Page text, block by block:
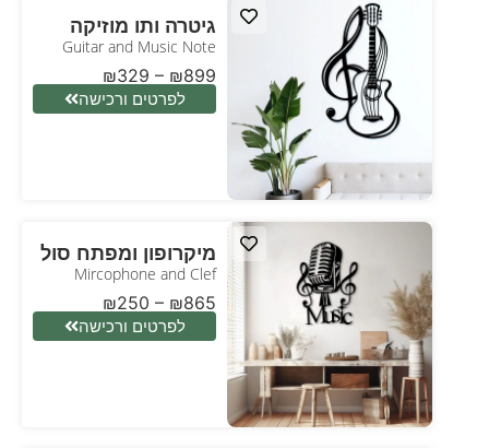
גיטרה ותו מוזיקה
Guitar and Music Note
₪329 – ₪899
לפרטים ורכישה
מיקרופון ומפתח סול
Mircophone and Clef
₪250 – ₪865
לפרטים ורכישה